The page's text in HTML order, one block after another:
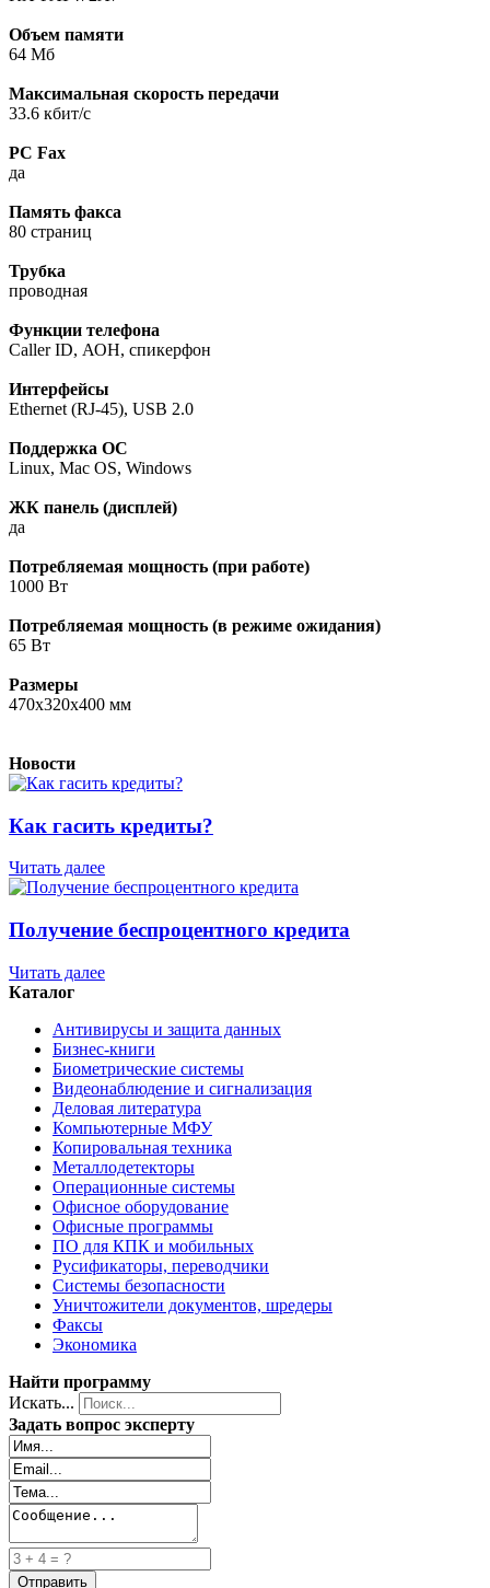
Объем памяти
64 Мб
Максимальная скорость передачи
33.6 кбит/c
PC Fax
да
Память факса
80 страниц
Трубка
проводная
Функции телефона
Caller ID, АОН, спикерфон
Интерфейсы
Ethernet (RJ-45), USB 2.0
Поддержка ОС
Linux, Mac OS, Windows
ЖК панель (дисплей)
да
Потребляемая мощность (при работе)
1000 Вт
Потребляемая мощность (в режиме ожидания)
65 Вт
Размеры
470x320x400 мм
Новости
Как гасить кредиты?
Читать далее
Получение беспроцентного кредита
Читать далее
Каталог
Антивирусы и защита данных
Бизнес-книги
Биометрические системы
Видеонаблюдение и сигнализация
Деловая литература
Компьютерные МФУ
Копировальная техника
Металлодетекторы
Операционные системы
Офисное оборудование
Офисные программы
ПО для КПК и мобильных
Русификаторы, переводчики
Системы безопасности
Уничтожители документов, шредеры
Факсы
Экономика
Найти программу
Искать...
Задать вопрос эксперту